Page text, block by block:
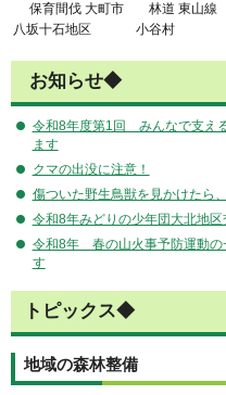
保育間伐 大町市
八坂十石地区
林道 東山線
小谷村
お知らせ◆
令和8年度第1回 みんなで支え
ます
クマの出没に注意！
傷ついた野生鳥獣を見かけたら
令和8年みどりの少年団大北地
令和8年 春の山火事予防運動の
す
トピックス◆
地域の森林整備